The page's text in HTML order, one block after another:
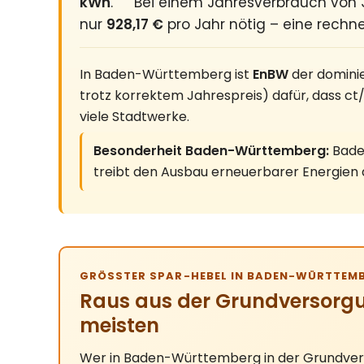
nur 928,17 € pro Jahr nötig – eine
In Baden-Württemberg ist EnBWder
trotz korrektem Jahrespreis) dafür, dass
viele Stadtwerke.
Besonderheit Baden-Württemberg:
treibt den Ausbau erneuerbarer Energien
GRÖSSTER SPAR-HEBEL IN BADEN-
Raus aus der
meisten
Wer in Baden-Württemberg in der